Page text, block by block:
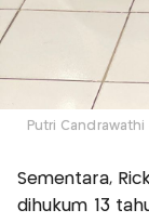
Putri
Sementara,
dihukum 13